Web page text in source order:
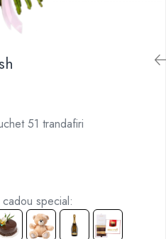
51 trandafiri
special: